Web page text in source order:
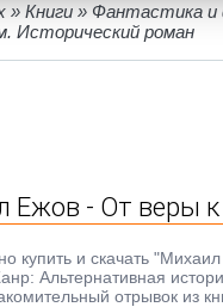
» Книги » Фантастика и
Исторический роман
Ежов - От веры к
купить и скачать
Альтернативная
отрывок из